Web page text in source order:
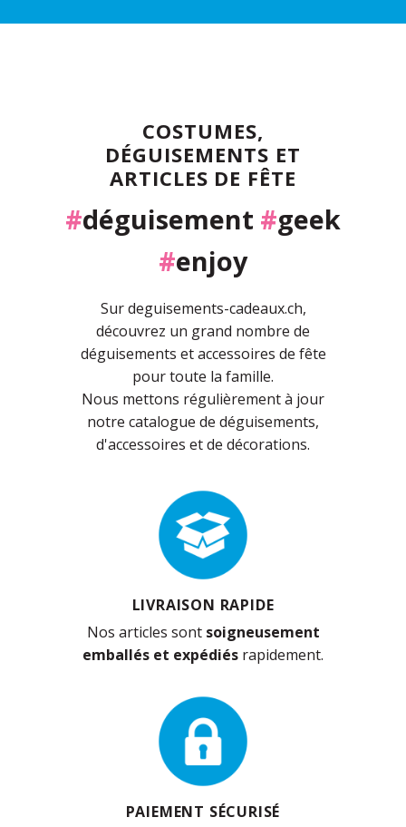
COSTUMES,
DÉGUISEMENTS ET
ARTICLES DE FÊTE
#déguisement #geek
#enjoy
Sur deguisements-cadeaux.ch,
découvrez un grand nombre de
déguisements et accessoires de fête
pour toute la famille.
Nous mettons régulièrement à jour
notre catalogue de déguisements,
d'accessoires et de décorations.
LIVRAISON RAPIDE
Nos articles sont soigneusement
emballés et expédiés rapidement.
PAIEMENT SÉCURISÉ